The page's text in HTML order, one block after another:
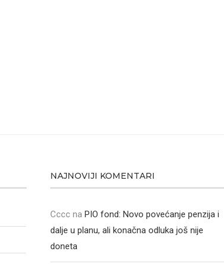
NAJNOVIJI KOMENTARI
Cccc naPIO fond: Novo povećanje penzija i
dalje u planu, ali konačna odluka još nije
doneta